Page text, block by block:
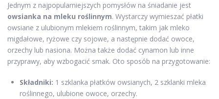
Jednym z najpopularniejszych pomysłów na śniadanie jest
owsianka na mleku roślinnym. Wystarczy wymieszać płatki
owsiane z ulubionym mlekiem roślinnym, takim jak mleko
migdałowe, ryżowe czy sojowe, a następnie dodać owoce,
orzechy lub nasiona. Można także dodać cynamon lub inne
przyprawy, aby wzbogacić smak. Oto sposób na przygotowanie:
Składniki: 1 szklanka płatków owsianych, 2 szklanki mleka
roślinnego, ulubione owoce, orzechy.